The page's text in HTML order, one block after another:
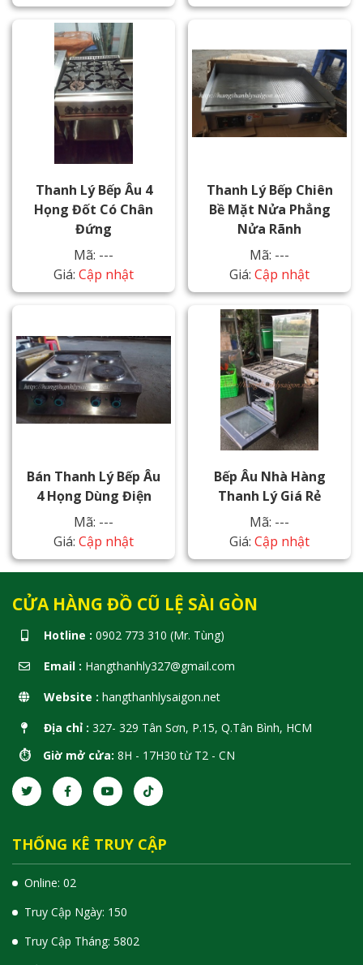
Thanh Lý Bếp Âu 4
Họng Đốt Có Chân
Đứng
Mã: ---
Giá: Cập nhật
Thanh Lý Bếp Chiên
Bề Mặt Nửa Phẳng
Nửa Rãnh
Mã: ---
Giá: Cập nhật
Bán Thanh Lý Bếp Âu
4 Họng Dùng Điện
Mã: ---
Giá: Cập nhật
Bếp Âu Nhà Hàng
Thanh Lý Giá Rẻ
Mã: ---
Giá: Cập nhật
CỬA HÀNG ĐỒ CŨ LỆ SÀI GÒN
Hotline : 0902 773 310 (Mr. Tùng)
Email : Hangthanhly327@gmail.com
Website : hangthanhlysaigon.net
Địa chỉ : 327- 329 Tân Sơn, P.15, Q.Tân Bình, HCM
⏱️ Giờ mở cửa: 8H - 17H30 từ T2 - CN
THỐNG KÊ TRUY CẬP
Online: 02
Truy Cập Ngày: 150
Truy Cập Tháng: 5802